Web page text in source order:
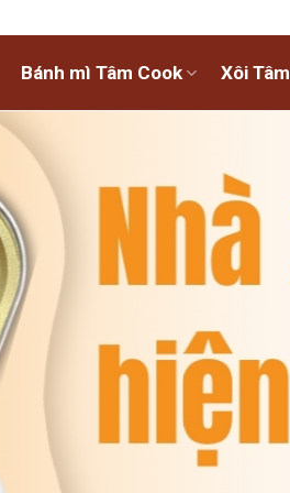
Bánh mì Tâm Cook Xôi Tâm